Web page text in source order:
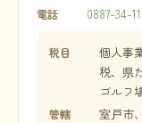
電話 0887-34-
税目
個人事
税、県
ゴルフ
管轄
室戸市